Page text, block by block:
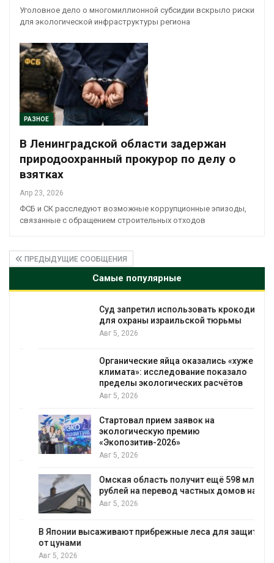
Уголовное дело о многомиллионной субсидии вскрыло риски
для экологической инфраструктуры региона
РАЗНОЕ
В Ленинградской области задержан
природоохранный прокурор по делу о
взятках
Апр 23, 2026
ФСБ и СК расследуют возможные коррупционные эпизоды,
связанные с обращением строительных отходов
ПРЕДЫДУЩИЕ СООБЩЕНИЯ
Самые популярные
Суд запретил использовать крокодилов
для охраны израильской тюрьмы
Авг 5, 2026
Органические яйца оказались «хуже для
климата»: исследование показало
пределы экологических расчётов
Авг 5, 2026
Стартовал прием заявок на
экологическую премию
«Экопозитив-2026»
Авг 5, 2026
Омская область получит ещё 598 млн
рублей на перевод частных домов на газ
Авг 5, 2026
В Японии высаживают прибрежные леса для защиты
от цунами
Авг 5, 2026